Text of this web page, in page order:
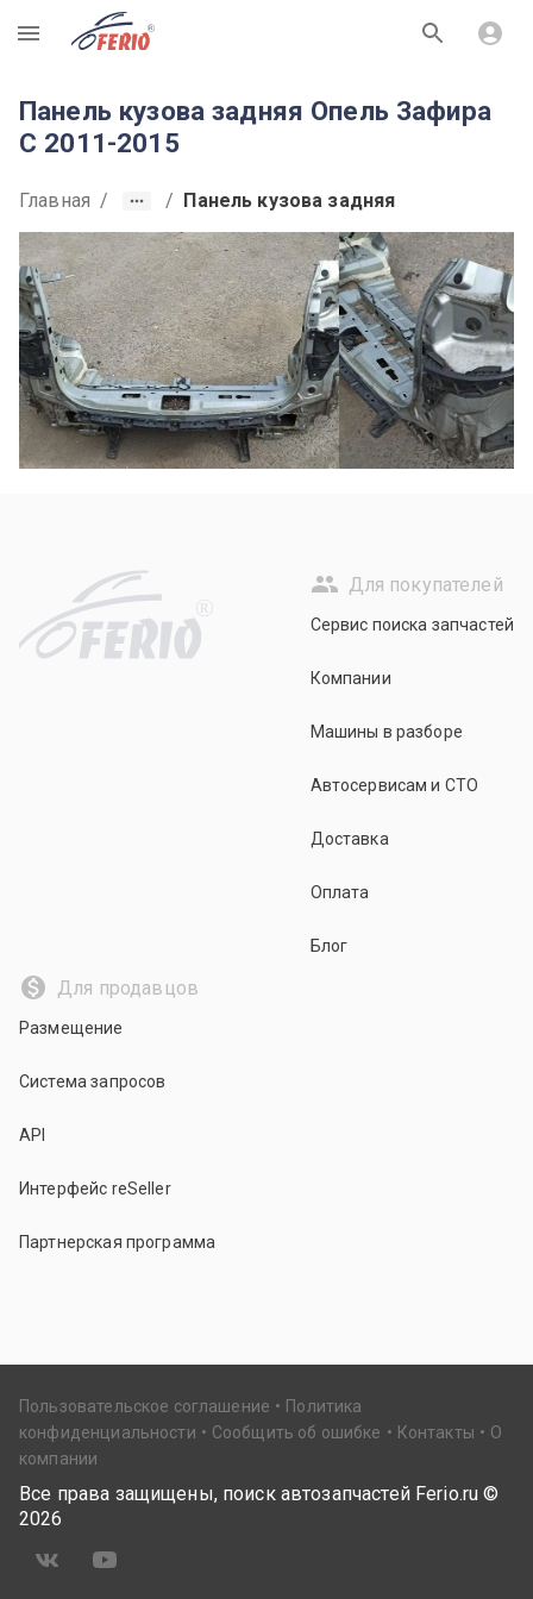
R
Панель кузова задняя Опель Зафира
C 2011-2015
Главная / / Панель кузова задняя
R
Для покупателей
Сервис поиска запчастей
Компании
Машины в разборе
Автосервисам и СТО
Доставка
Оплата
Блог
Для продавцов
Размещение
Система запросов
API
Интерфейс reSeller
Партнерская программа
Пользовательское соглашение
Политика
конфиденциальности
Сообщить об ошибке Контакты
О
компании
Все права защищены, поиск автозапчастей Ferio.ru ©
2026